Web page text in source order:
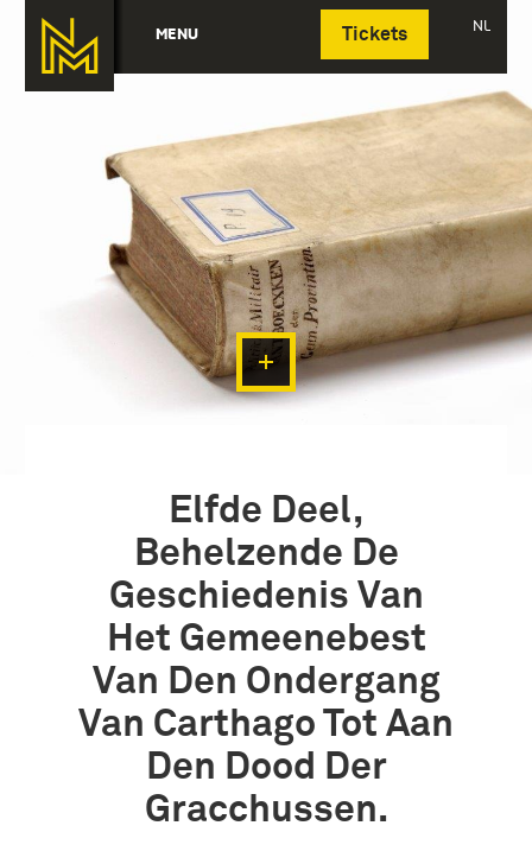
MENU Tickets NL
Deutsch
Elfde Deel,
Behelzende De
Geschiedenis Van
Het Gemeenebest
Van Den Ondergang
Van Carthago Tot Aan
Den Dood Der
Gracchussen.